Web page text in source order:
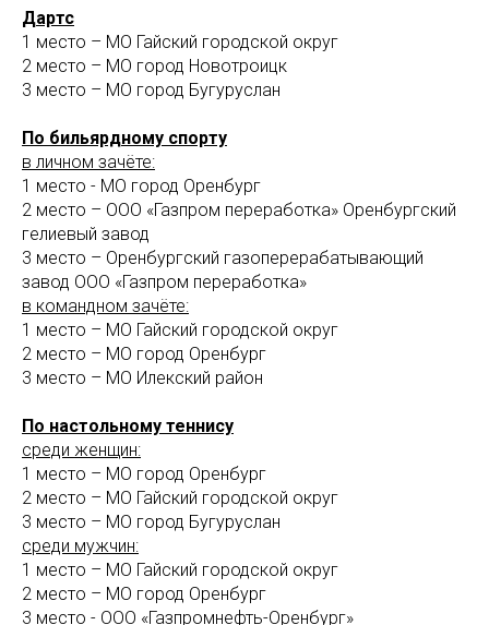
Дартс
1 место – МО Гайский городской округ
2 место – МО город Новотроицк
3 место – МО город Бугуруслан
По бильярдному спорту
в личном зачёте:
1 место - МО город Оренбург
2 место – ООО «Газпром переработка» Оренбургский
гелиевый завод
3 место – Оренбургский газоперерабатывающий
завод ООО «Газпром переработка»
в командном зачёте:
1 место – МО Гайский городской округ
2 место – МО город Оренбург
3 место – МО Илекский район
По настольному теннису
среди женщин:
1 место – МО город Оренбург
2 место – МО Гайский городской округ
3 место – МО город Бугуруслан
среди мужчин:
1 место – МО Гайский городской округ
2 место – МО город Оренбург
3 место - ООО «Газпромнефть-Оренбург»